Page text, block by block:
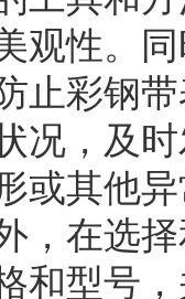
观性。
止彩钢
况，及
或其他
，在选
和型号